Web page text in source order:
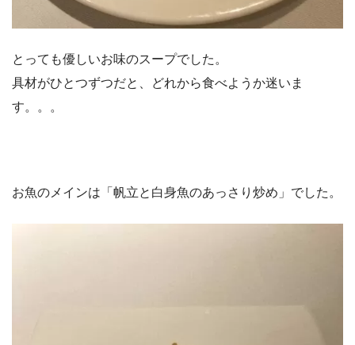
とっても優しいお味のスープでした。
具材がひとつずつだと、どれから食べようか迷いま
す。。。
お魚のメインは「帆立と白身魚のあっさり炒め」でした。